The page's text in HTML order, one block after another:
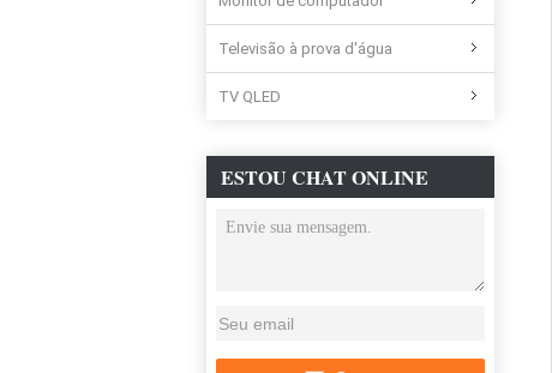
Televisão à prova d'água
TV QLED
ESTOU CHAT ONLINE
AGORA